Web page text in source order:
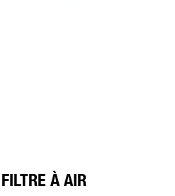
FILTRE À AIR